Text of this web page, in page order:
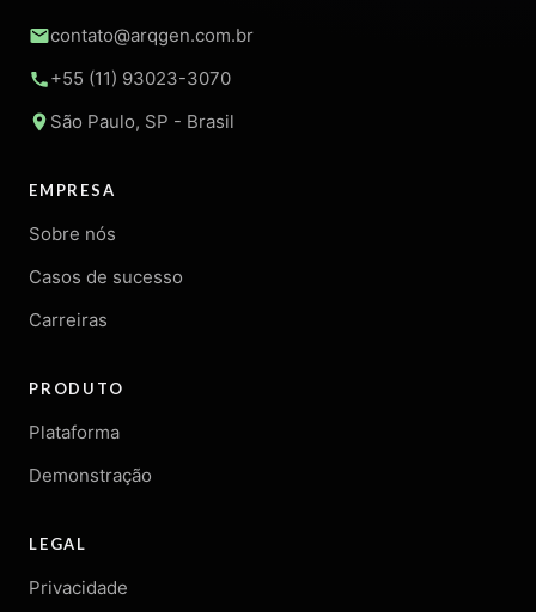
contato@arqgen.com.br
+55 (11) 93023-3070
São Paulo, SP - Brasil
EMPRESA
Sobre nós
Casos de sucesso
Carreiras
PRODUTO
Plataforma
Demonstração
LEGAL
Privacidade